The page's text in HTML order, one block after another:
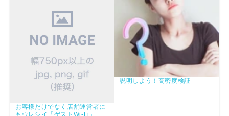
お客様だけでなく店舗運営者に
説明しよう！高密度検証